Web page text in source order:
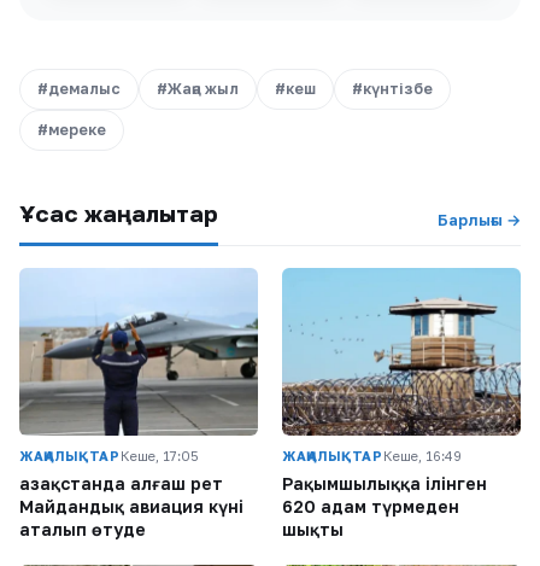
#демалыс #Жаңа жыл #кеш #күнтізбе
#мереке
Ұқсас жаңалықтар Барлығы →
ЖАҢАЛЫҚТАР Кеше, 17:05
Қазақстанда алғаш рет
Майдандық авиация күні
аталып өтуде
ЖАҢАЛЫҚТАР Кеше, 16:49
Рақымшылыққа ілінген
620 адам түрмеден
шықты